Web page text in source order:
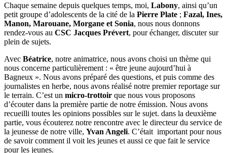
Chaque semaine depuis quelques temps, moi, Labony, ainsi qu’un
petit groupe d’adolescents de la cité de la Pierre Plate ; Fazal, Ines,
Manon, Marouane, Morgane et Sonia, nous nous donnons
rendez-vous au CSC Jacques Prévert, pour échanger, discuter sur
plein de sujets.
Avec Béatrice, notre animatrice, nous avons choisi un thème qui
nous concerne particulièrement : « être jeune aujourd’hui à
Bagneux ». Nous avons préparé des questions, et puis comme des
journalistes en herbe, nous avons réalisé notre premier reportage sur
le terrain. C’est un micro-trottoir que nous vous proposons
d’écouter dans la première partie de notre émission. Nous avons
recueilli toutes les opinions possibles sur le sujet. dans la deuxième
partie, vous écouterez notre rencontre avec le directeur du service de
la jeunesse de notre ville, Yvan Angeli. C’était important pour nous
de savoir comment il voit les jeunes et aussi ce que fait le service
pour les jeunes.